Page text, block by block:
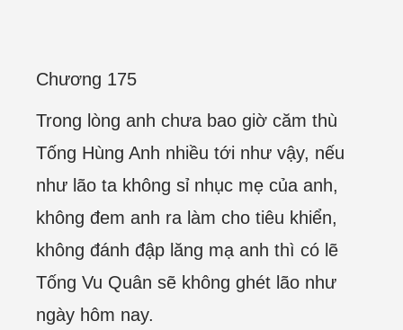
Chương 175
Trong lòng anh chưa bao giờ căm thù
Tống Hùng Anh nhiều tới như vậy, nếu
như lão ta không sỉ nhục mẹ của anh,
không đem anh ra làm cho tiêu khiển,
không đánh đập lăng mạ anh thì có lẽ
Tống Vu Quân sẽ không ghét lão như
ngày hôm nay.